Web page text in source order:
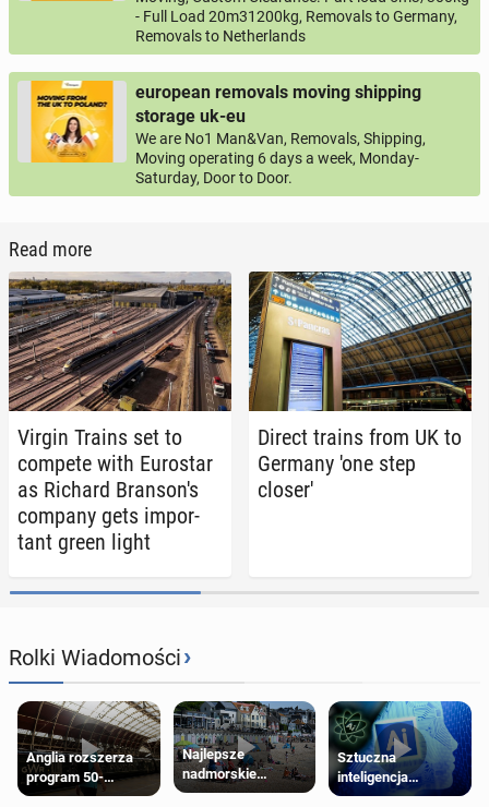
- Full Load 20m31200kg, Removals to Germany,
Removals to Netherlands
european removals moving shipping
storage uk-eu
We are No1 Man&Van, Removals, Shipping,
Moving operating 6 days a week, Monday-
Saturday, Door to Door.
Read more
Virgin Trains set to
compete with Eu­rostar
as Richard Bran­son's
company gets im­por­
tant green light
Direct trains from UK to
Germany 'one step
closer'
Rolki Wiadomości›
Anglia rozszerza
program 50-
procentowych
Najlepsze
nadmorskie
miasteczko blisko
Sztuczna
inteligencja
próbowała oszukać